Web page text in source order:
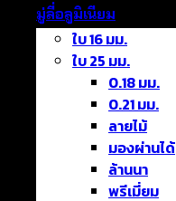
มู่ลี่อลูมิเนียม
ใบ 16 มม.
ใบ 25 มม.
0.18 มม.
0.21 มม.
ลายไม้
มองผ่านได้
ล้านนา
พรีเมี่ยม